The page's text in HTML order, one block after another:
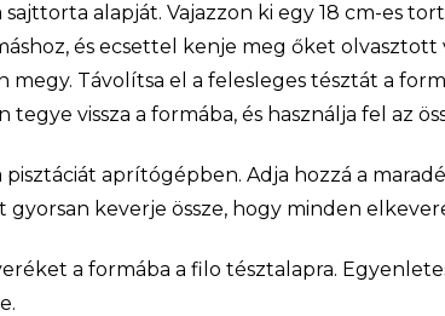
sajttorta alapját. Vajazzon ki egy 18 cm-es
és ecsettel kenje meg őket olvasztott
megy. Távolítsa el a felesleges tésztát a
vissza a formába, és használja fel az
pisztáciát aprítógépben. Adja hozzá a
gyorsan keverje össze, hogy minden
a formába a filo tésztalapra.